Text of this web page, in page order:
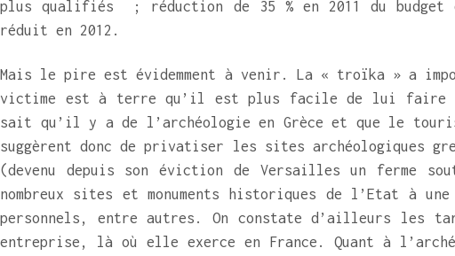
plus qualifiés ; réduction de 35 % en 2011 du
réduit en 2012.
Mais le pire est évidemment à venir. La « troïka » a
victime est à terre qu’il est plus facile de lui faire les
sait qu’il y a de l’archéologie en Grèce et que le
suggèrent donc de privatiser les sites archéologiques
(devenu depuis son éviction de Versailles un ferme
nombreux sites et monuments historiques de l’Etat à
personnels, entre autres. On constate d’ailleurs les
entreprise, là où elle exerce en France. Quant à